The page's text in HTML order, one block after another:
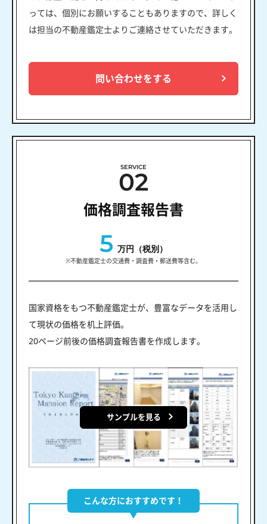
っては、個別にお願いすることもありますので、詳しく
は担当の不動産鑑定士よりご連絡させていただきます。
問い合わせをする
SERVICE
02
価格調査報告書
5 万円（税別）
※不動産鑑定士の交通費・調査費・郵送費等含む。
国家資格をもつ不動産鑑定士が、豊富なデータを活用し
て現状の価格を机上評価。
20ページ前後の価格調査報告書を作成します。
サンプルを見る
こんな方におすすめです！